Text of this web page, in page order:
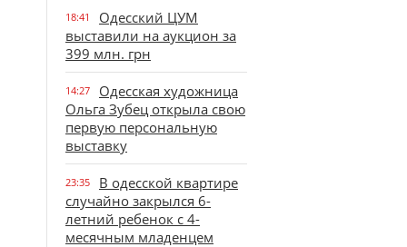
18:41
Одесский ЦУМ
выставили на аукцион за
399 млн. грн
14:27
Одесская художница
Ольга Зубец открыла свою
первую персональную
выставку
23:35
В одесской квартире
случайно закрылся 6-
летний ребенок с 4-
месячным младенцем